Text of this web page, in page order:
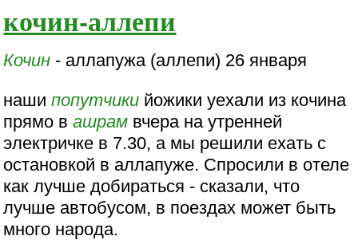
кочин-аллепи
Кочин - аллапужа (аллепи) 26 января
нашипопутчики йожики уехали из кочина
прямо вашрам вчера на утренней
электричке в 7.30, а мы решили ехать с
остановкой в аллапуже. Спросили в отеле
как лучше добираться - сказали, что
лучше автобусом, в поездах может быть
много народа.